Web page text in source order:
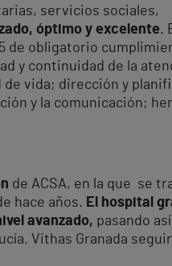
servicios sociales,
óptimo y excelente.
de obligatorio
y continuidad de la
vida; dirección y
y la comunicación;
de ACSA, en la que se
hace años. El hospital
avanzado, pasando
Vithas Granada